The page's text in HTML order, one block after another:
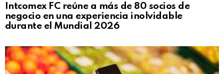
Intcomex FC reúne a más de 80 socios de
negocio en una experiencia inolvidable
durante el Mundial 2026